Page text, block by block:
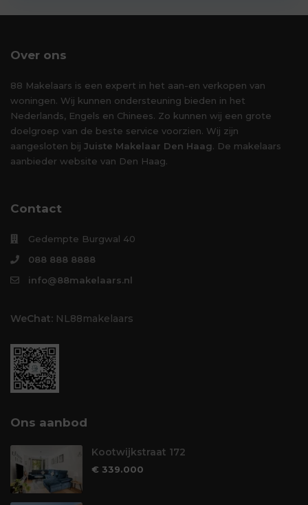
Over ons
88 Makelaars is een expert in het aan-en verkopen van
woningen. Wij kunnen ondersteuning bieden in het
Nederlands, Engels en Chinees. Zo kunnen wij een grote
doelgroep van de beste service voorzien. Wij zijn
aangesloten bij Juiste Makelaar Den Haag. De makelaars
aanbieder website van Den Haag.
Contact
Gedempte Burgwal 40
088 888 8888
info@88makelaars.nl
WeChat: NL88makelaars
Ons aanbod
Kootwijkstraat 172
€ 339.000